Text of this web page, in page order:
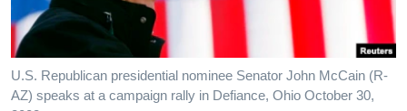
พอดคาสต์
ติดตามเรา
U.S. Republican presidential nominee Senator John McCain (R-
AZ) speaks at a campaign rally in Defiance, Ohio October 30,